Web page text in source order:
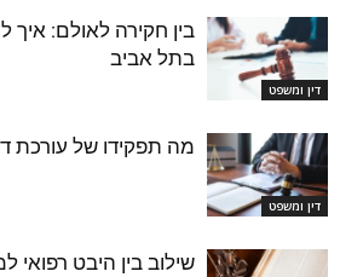
דין ומשפט
בין חקירה לאולם: איך
בתל אביב
דין ומשפט
מה תפקידו של עורכת דין
שילוב בין היבט רפואי